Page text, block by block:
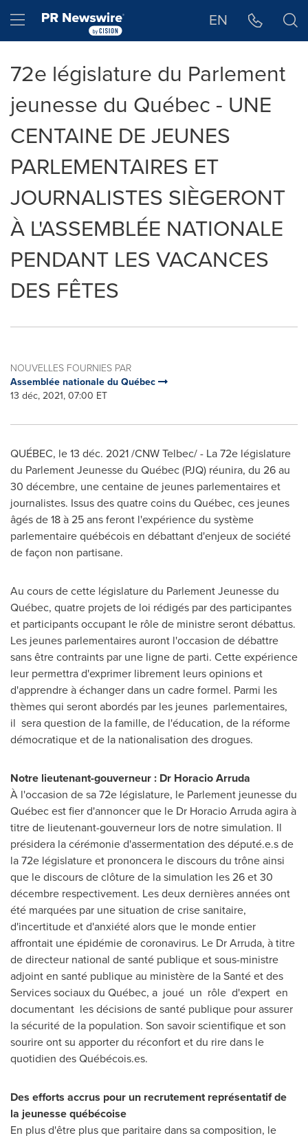
Hamburger menu EN
72e législature du Parlement
jeunesse du Québec - UNE
CENTAINE DE JEUNES
PARLEMENTAIRES ET
JOURNALISTES SIÈGERONT
À L'ASSEMBLÉE NATIONALE
PENDANT LES VACANCES
DES FÊTES
NOUVELLES FOURNIES PAR
Assemblée nationale du Québec
13 déc, 2021, 07:00 ET
QUÉBEC, le 13 déc. 2021 /CNW Telbec/ - La 72e législature
du Parlement Jeunesse du Québec (PJQ) réunira, du 26 au
30 décembre, une centaine de jeunes parlementaires et
journalistes. Issus des quatre coins du Québec, ces jeunes
âgés de 18 à 25 ans feront l'expérience du système
parlementaire québécois en débattant d'enjeux de société
de façon non partisane.
Au cours de cette législature du Parlement Jeunesse du
Québec, quatre projets de loi rédigés par des participantes
et participants occupant le rôle de ministre seront débattus.
Les jeunes parlementaires auront l'occasion de débattre
sans être contraints par une ligne de parti. Cette expérience
leur permettra d'exprimer librement leurs opinions et
d'apprendre à échanger dans un cadre formel. Parmi les
thèmes qui seront abordés par les jeunes parlementaires,
il sera question de la famille, de l'éducation, de la réforme
démocratique et de la nationalisation des drogues.
Notre lieutenant-gouverneur : Dr Horacio Arruda
À l'occasion de sa 72e législature, le Parlement jeunesse du
Québec est fier d'annoncer que le Dr Horacio Arrudaagira à
titre de lieutenant-gouverneur lors de notre simulation. Il
présidera la cérémonie d'assermentation des député.e.s de
la 72e législature et prononcera le discours du trône ainsi
que le discours de clôture de la simulation les 26 et 30
décembre respectivement. Les deux dernières années ont
été marquées par une situation de crise sanitaire,
d'incertitude et d'anxiété alors que le monde entier
affrontait une épidémie de coronavirus. Le Dr Arruda, à titre
de directeur national de santé publique et sous-ministre
adjoint en santé publique au ministère de la Santé et des
Services sociaux du Québec, a joué un rôle d'expert en
documentant les décisions de santé publique pour assurer
la sécurité de la population. Son savoir scientifique et son
sourire ont su apporter du réconfort et du rire dans le
quotidien des Québécois.es.
Des efforts accrus pour un recrutement représentatif de
la jeunesse québécoise
En plus d'être plus que paritaire dans sa composition, le